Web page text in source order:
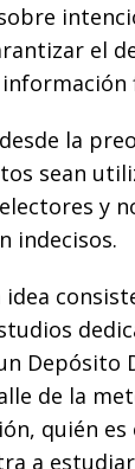
el
la
sean
y
indecisos.
Depósito
de la
quién
a